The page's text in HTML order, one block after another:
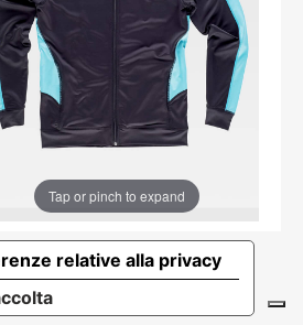
Tap or pinch to expand
relative alla privacy